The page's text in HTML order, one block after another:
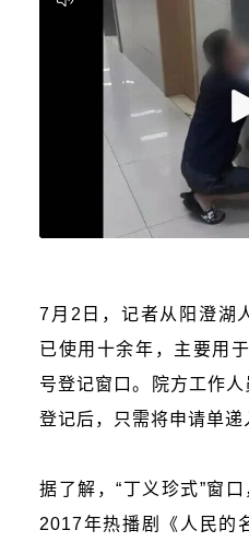
7月2日，记者从阳澄湖
已使用十余年，主要用
号登记窗口。院方工作
登记后，只需将申请单递
据了解，“丁义珍式”窗
2017年热播剧《人民的